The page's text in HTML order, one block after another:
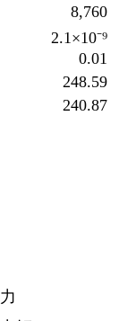
8,760
2.1×10⁻⁹
0.01
248.59
240.87
力